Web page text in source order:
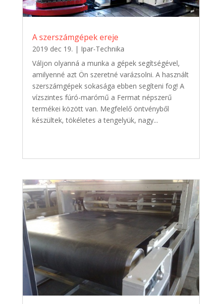
A szerszámgépek ereje
2019 dec 19. | Ipar-Technika
Váljon olyanná a munka a gépek segítségével,
amilyenné azt Ön szeretné varázsolni. A használt
szerszámgépek sokasága ebben segíteni fog! A
vízszintes fúró-marómű a Fermat népszerű
termékei között van. Megfelelő öntvényből
készültek, tökéletes a tengelyük, nagy...